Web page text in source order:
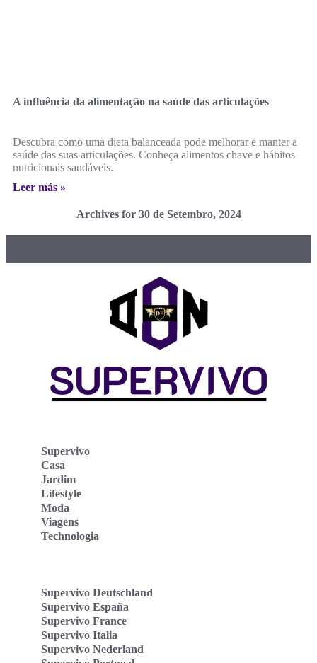
A influência da alimentação na saúde das articulações
Descubra como uma dieta balanceada pode melhorar e manter a
saúde das suas articulações. Conheça alimentos chave e hábitos
nutricionais saudáveis.
Leer más »
Archives for 30 de Setembro, 2024
Supervivo
Casa
Jardim
Lifestyle
Moda
Viagens
Technologia
Supervivo Deutschland
Supervivo España
Supervivo France
Supervivo Italia
Supervivo Nederland